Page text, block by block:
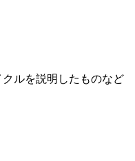
ルを説明したものなど